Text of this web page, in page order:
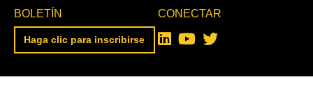
BOLETÍN
Haga clic para inscribirse
CONECTAR